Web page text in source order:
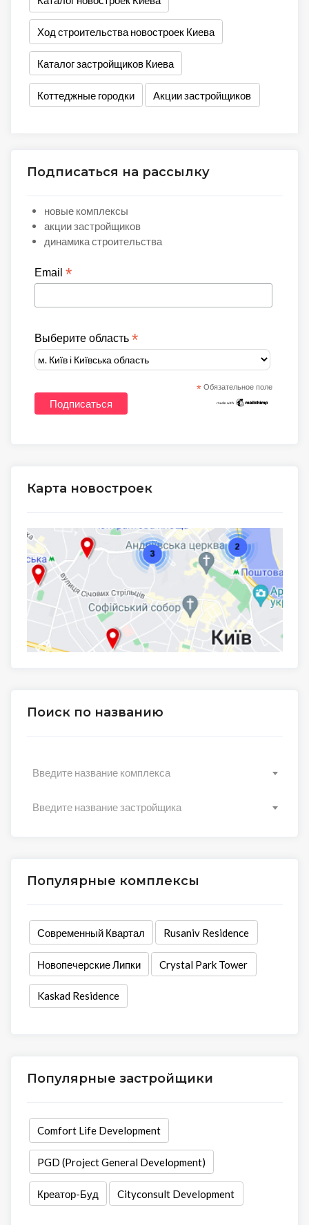
Ход строительства новостроек Киева
Каталог застройщиков Киева
Коттеджные городки Акции застройщиков
Подписаться на рассылку
новые комплексы
акции застройщиков
динамика строительства
Email *
Выберите область *
* Обязательное поле
Карта новостроек
Поиск по названию
Введите название комплекса
Введите название застройщика
Популярные комплексы
Современный Квартал Rusaniv Residence
Новопечерские Липки Crystal Park Tower
Kaskad Residence
Популярные застройщики
Comfort Life Development
PGD (Project General Development)
Креатор-Буд Cityconsult Development